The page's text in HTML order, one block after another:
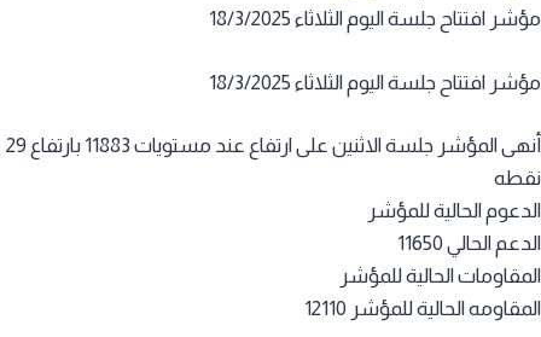
مؤشر افتتاح جلسة اليوم الثلاثاء 18/3/2025
مؤشر افتتاح جلسة اليوم الثلاثاء 18/3/2025
أنهى المؤشر جلسة الاثنين على ارتفاع عند مستويات 11883 بارتفاع 29
نقطه
الدعوم الحالية للمؤشر
الدعم الحالي 11650
المقاومات الحالية للمؤشر
المقاومه الحالية للمؤشر 12110